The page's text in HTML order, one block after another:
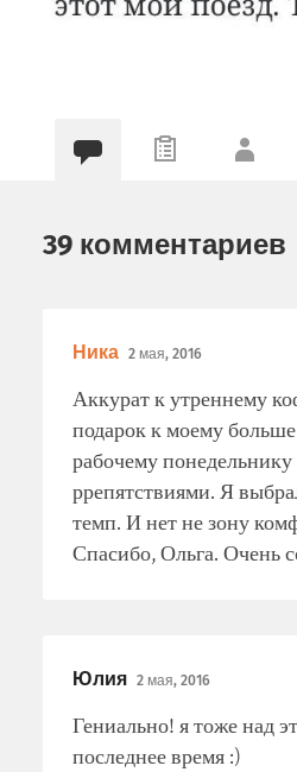
39 комментариев
Ника 2 мая, 2016
Аккурат к утреннему
подарок к моему
рабочему понедельнику
ррепятствиями. Я
темп. И нет не зону
Спасибо, Ольга. Очень
Юлия 2 мая, 2016
Гениально! я тоже над
последнее время :)